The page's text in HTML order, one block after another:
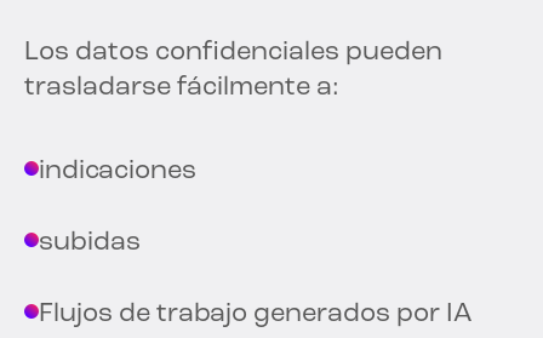
Los datos confidenciales pueden
trasladarse fácilmente a:
indicaciones
subidas
Flujos de trabajo generados por IA